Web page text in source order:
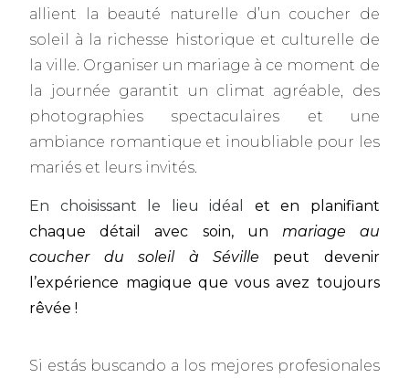
allient la beauté naturelle d’un coucher de
soleil à la richesse historique et culturelle de
la ville. Organiser un mariage à ce moment de
la journée garantit un climat agréable, des
photographies spectaculaires et une
ambiance romantique et inoubliable pour les
mariés et leurs invités.
En choisissant le lieu idéal
et en planifiant
chaque détail avec soin, un mariage au
coucher du soleil à Séville peut devenir
l’expérience magique que vous avez toujours
rêvée !
Si estás buscando a los mejores profesionales